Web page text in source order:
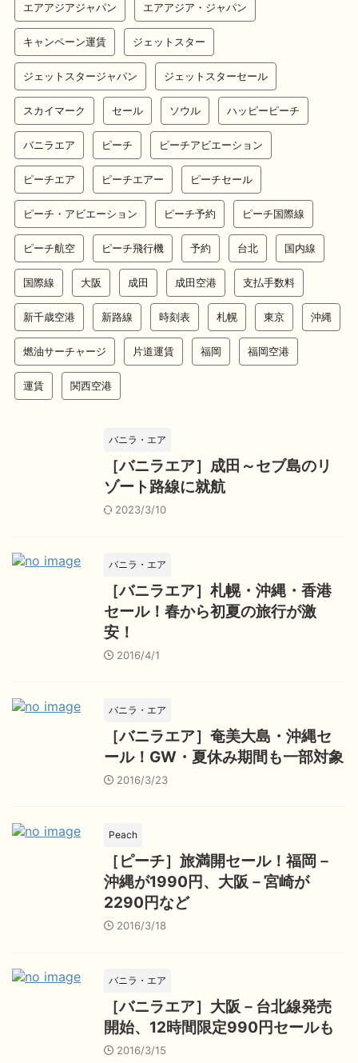
エアアジアジャパン エアアジア・ジャパン
キャンペーン運賃 ジェットスター
ジェットスタージャパン ジェットスターセール
スカイマーク セール ソウル ハッピーピーチ
バニラエア ピーチ ピーチアビエーション
ピーチエア ピーチエアー ピーチセール
ピーチ・アビエーション ピーチ予約 ピーチ国際線
ピーチ航空 ピーチ飛行機 予約 台北 国内線
国際線 大阪 成田 成田空港 支払手数料
新千歳空港 新路線 時刻表 札幌 東京 沖縄
燃油サーチャージ 片道運賃 福岡 福岡空港
運賃 関西空港
バニラ・エア
［バニラエア］成田～セブ島のリ
ゾート路線に就航
2023/3/10
バニラ・エア
［バニラエア］札幌・沖縄・香港
セール！春から初夏の旅行が激
安！
2016/4/1
バニラ・エア
［バニラエア］奄美大島・沖縄セ
ール！GW・夏休み期間も一部対象
2016/3/23
Peach
［ピーチ］旅満開セール！福岡－
沖縄が1990円、大阪－宮崎が
2290円など
2016/3/18
バニラ・エア
［バニラエア］大阪－台北線発売
開始、12時間限定990円セールも
2016/3/15